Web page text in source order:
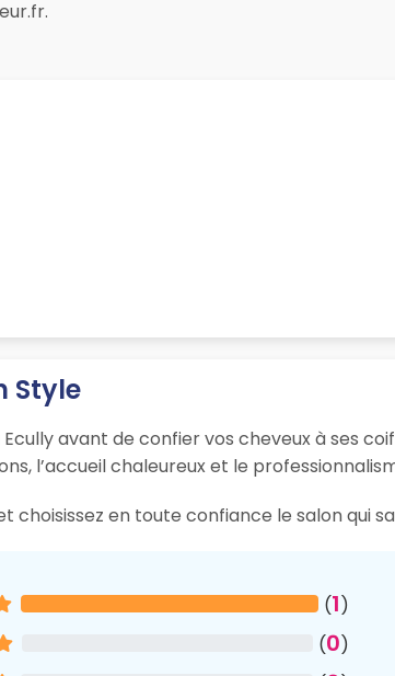
Style
avant de confier vos cheveux à ses
l’accueil chaleureux et le
choisissez en toute confiance le salon qui
(1)
(0)